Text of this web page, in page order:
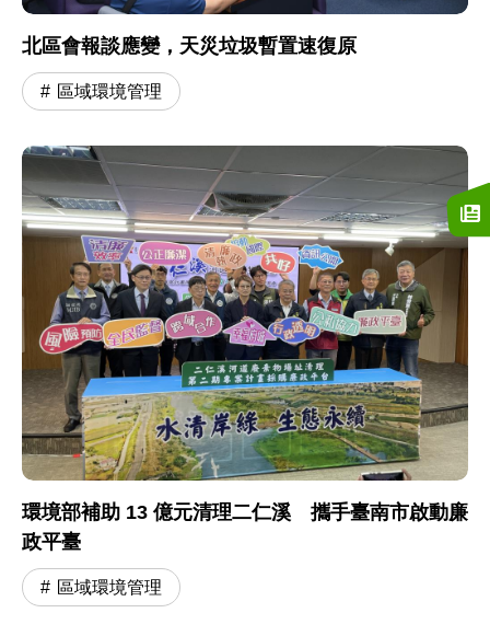
北區會報談應變，天災垃圾暫置速復原
區域環境管理
環境部補助 13 億元清理二仁溪 攜手臺南市啟動廉
政平臺
區域環境管理